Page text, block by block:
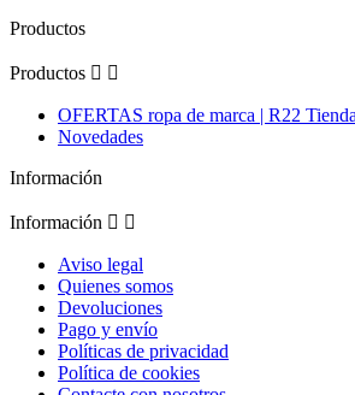
Productos
Productos  
OFERTAS ropa de marca | R22
Novedades
Información
Información  
Aviso legal
Quienes somos
Devoluciones
Pago y envío
Políticas de privacidad
Política de cookies